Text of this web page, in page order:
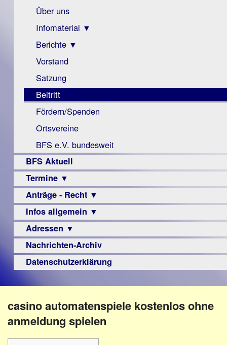
Über uns
Infomaterial ▼
Visus
Zeitschrift
Monokular
Mac
Instagram-
Links
Berichte ▼
Archiv
Berichte
Vorstand
Satzung
Beitritt
Fördern/Spenden
Ortsvereine
BFS e.V. bundesweit
BFS Aktuell
Termine ▼
Veranstaltungsprogramme
Anträge - Recht ▼
Archiv
Urteile
Infos allgemein ▼
Sehbehinderung
Frühförderung
Schule
–
Beruf
Senioren
Adressen ▼
Augenoptiker
Berufsbildungswerke
Hörbüchereien
Reha-
Lehrer
Nachrichten-Archiv
Datenschutzerklärung
casino automatenspiele kostenlos ohne
anmeldung spielen